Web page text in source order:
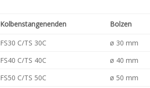
Kolbenstangenenden Bolzen
FS30 C/TS 30C ø 30 mm
FS40 C/TS 40C
ø 40 mm
FS50 C/TS 50C
ø 50 mm